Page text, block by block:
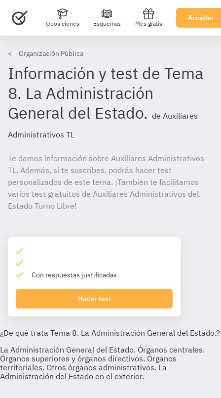
Oposiciones Esquemas Mes gratis
Acceder
Organización Pública
Información y test de Tema
8. La Administración
General del Estado. de Auxiliares
Administrativos TL
Te damos información sobre Auxiliares Administrativos
TL. Además, si te suscribes, podrás hacer test
personalizados de este tema. ¡También te facilitamos
varios test gratuitos de Auxiliares Administrativos del
Estado Turno Libre!
Con respuestas justificadas
Hacer test